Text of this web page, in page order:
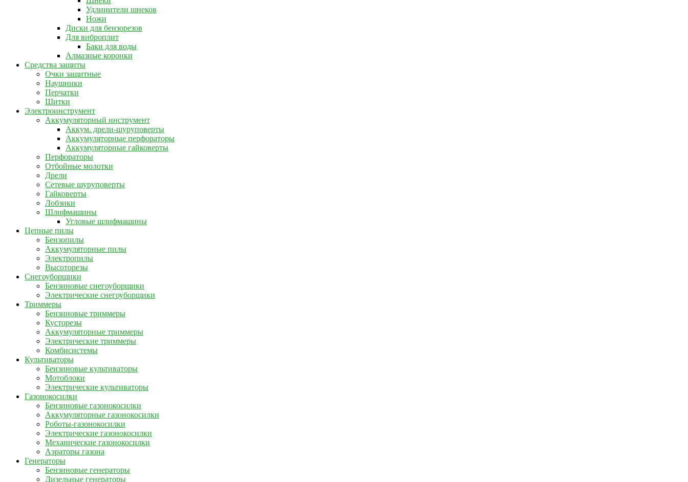
Удлинители шнеков
Ножи
Диски для бензорезов
Для виброплит
Баки для воды
Алмазные коронки
Средства защиты
Очки защитные
Наушники
Перчатки
Щитки
Электроинструмент
Аккумуляторный инструмент
Аккум. дрели-шуруповерты
Аккумуляторные перфораторы
Аккумуляторные гайковерты
Перфораторы
Отбойные молотки
Дрели
Сетевые шуруповерты
Гайковерты
Лобзики
Шлифмашины
Угловые шлифмашины
Цепные пилы
Бензопилы
Аккумуляторные пилы
Электропилы
Высоторезы
Снегоуборщики
Бензиновые снегоуборщики
Электрические снегоуборщики
Триммеры
Бензиновые триммеры
Кусторезы
Аккумуляторные триммеры
Электрические триммеры
Комбисистемы
Культиваторы
Бензиновые культиваторы
Мотоблоки
Электрические культиваторы
Газонокосилки
Бензиновые газонокосилки
Аккумуляторные газонокосилки
Роботы-газонокосилки
Электрические газонокосилки
Механические газонокосилки
Аэраторы газона
Генераторы
Бензиновые генераторы
Дизельные генераторы